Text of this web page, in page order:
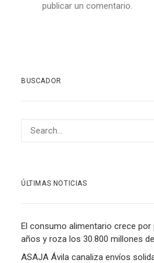
publicar un comentario.
BUSCADOR
ÚLTIMAS NOTICIAS
El consumo alimentario crece por
años y roza los 30.800 millones
ASAJA Ávila canaliza envíos